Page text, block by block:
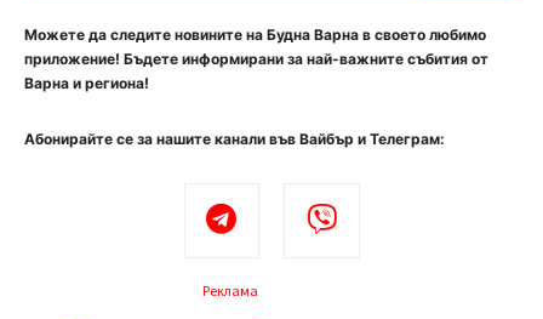
Можете да следите новините на Будна Варна в своето любимо
приложение! Бъдете информирани за най-важните събития от
Варна и региона!
Абонирайте се за нашите канали във Вайбър и Телеграм:
Реклама